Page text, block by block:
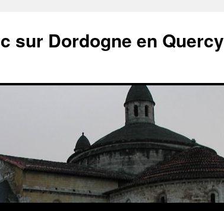
sur Dordogne en Quercy